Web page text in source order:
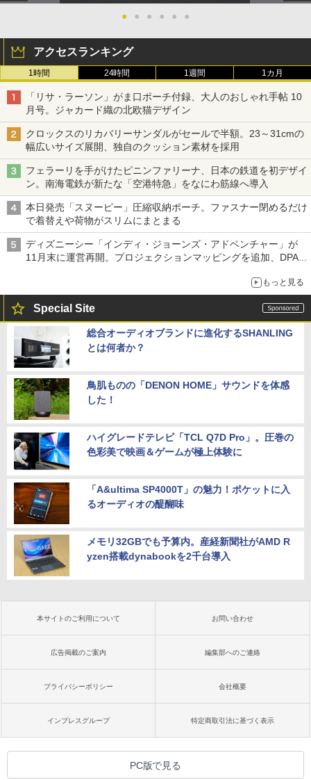
● ● ● ● ● ●
アクセスランキング
1時間 24時間 1週間 1カ月
「リサ・ラーソン」がま口ポーチ付録、大人のおしゃれ手帖 10
月号。ジャカード織の北欧猫デザイン
クロックスのリカバリーサンダルがセールで半額。23～31cmの
幅広いサイズ展開、独自のクッション素材を採用
フェラーリを手がけたピニンファリーナ、日本の鉄道を初デザイ
ン。南海電鉄が新たな「空港特急」をなにわ筋線へ導入
本日発売「スヌーピー」圧縮収納ポーチ。ファスナー閉めるだけ
で着替えや荷物がスリムにまとまる
ディズニーシー「インディ・ジョーンズ・アドベンチャー」が
11月末に運営再開。プロジェクションマッピングを追加、DPA
もっと見る
Special Site
総合オーディオブランドに進化するSHANLING
とは何者か？
鳥肌ものの「DENON HOME」サウンドを体感
した！
ハイグレードテレビ「TCL Q7D Pro」。圧巻の
色彩美で映画＆ゲームが極上体験に
「A&ultima SP4000T」の魅力！ポケットに入
るオーディオの醍醐味
メモリ32GBでも予算内。産経新聞社がAMD R
yzen搭載dynabookを2千台導入
本サイトのご利用について お問い合わせ
広告掲載のご案内 編集部へのご連絡
プライバシーポリシー 会社概要
インプレスグループ 特定商取引法に基づく表示
PC版で見る